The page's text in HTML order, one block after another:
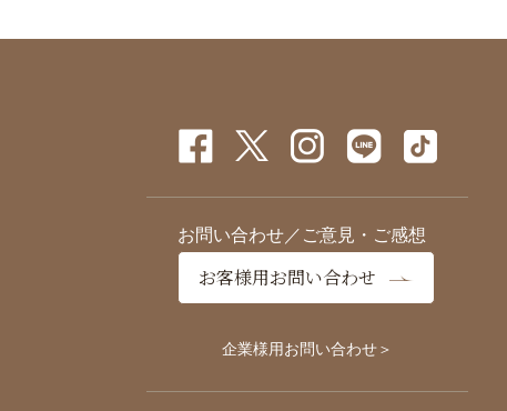
お問い合わせ／ご意見・ご感想
お客様用お問い合わせ
企業様用お問い合わせ＞